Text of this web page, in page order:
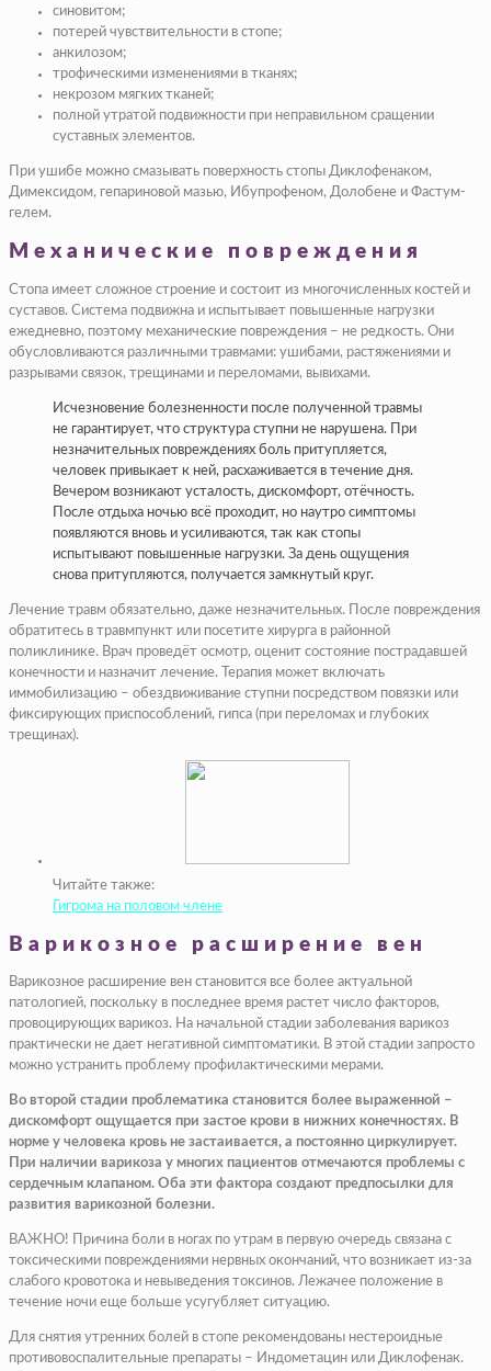
синовитом;
потерей чувствительности в стопе;
анкилозом;
трофическими изменениями в тканях;
некрозом мягких тканей;
полной утратой подвижности при неправильном сращении
суставных элементов.
При ушибе можно смазывать поверхность стопы Диклофенаком,
Димексидом, гепариновой мазью, Ибупрофеном, Долобене и Фастум-
гелем.
Механические повреждения
Стопа имеет сложное строение и состоит из многочисленных костей и
суставов. Система подвижна и испытывает повышенные нагрузки
ежедневно, поэтому механические повреждения – не редкость. Они
обусловливаются различными травмами: ушибами, растяжениями и
разрывами связок, трещинами и переломами, вывихами.
Исчезновение болезненности после полученной травмы
не гарантирует, что структура ступни не нарушена. При
незначительных повреждениях боль притупляется,
человек привыкает к ней, расхаживается в течение дня.
Вечером возникают усталость, дискомфорт, отёчность.
После отдыха ночью всё проходит, но наутро симптомы
появляются вновь и усиливаются, так как стопы
испытывают повышенные нагрузки. За день ощущения
снова притупляются, получается замкнутый круг.
Лечение травм обязательно, даже незначительных. После повреждения
обратитесь в травмпункт или посетите хирурга в районной
поликлинике. Врач проведёт осмотр, оценит состояние пострадавшей
конечности и назначит лечение. Терапия может включать
иммобилизацию – обездвиживание ступни посредством повязки или
фиксирующих приспособлений, гипса (при переломах и глубоких
трещинах).
Читайте также:
Гигрома на половом члене
Варикозное расширение вен
Варикозное расширение вен становится все более актуальной
патологией, поскольку в последнее время растет число факторов,
провоцирующих варикоз. На начальной стадии заболевания варикоз
практически не дает негативной симптоматики. В этой стадии запросто
можно устранить проблему профилактическими мерами.
Во второй стадии проблематика становится более выраженной –
дискомфорт ощущается при застое крови в нижних конечностях. В
норме у человека кровь не застаивается, а постоянно циркулирует.
При наличии варикоза у многих пациентов отмечаются проблемы с
сердечным клапаном. Оба эти фактора создают предпосылки для
развития варикозной болезни.
ВАЖНО! Причина боли в ногах по утрам в первую очередь связана с
токсическими повреждениями нервных окончаний, что возникает из-за
слабого кровотока и невыведения токсинов. Лежачее положение в
течение ночи еще больше усугубляет ситуацию.
Для снятия утренних болей в стопе рекомендованы нестероидные
противовоспалительные препараты – Индометацин или Диклофенак.